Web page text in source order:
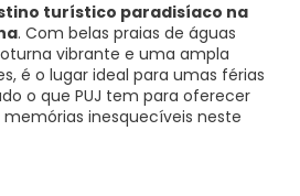
turístico paradisíaco na
. Com belas praias de águas
vibrante e uma ampla
é o lugar ideal para umas férias
o que PUJ tem para oferecer
inesquecíveis neste